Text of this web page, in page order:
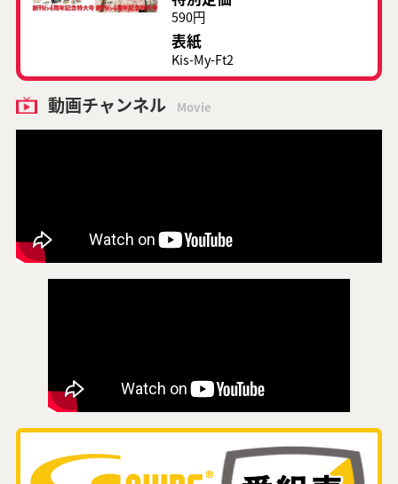
590円
表紙
Kis-My-Ft2
動画チャンネル Movie